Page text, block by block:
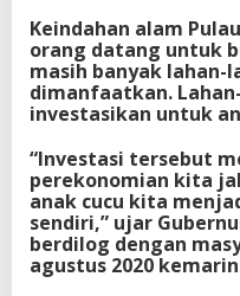
Keindahan alam
orang datang untuk
masih banyak lahan-
dimanfaatkan.
investasikan untuk
“Investasi tersebut
perekonomian kita
anak cucu kita
sendiri,” ujar
berdilog dengan
agustus 2020